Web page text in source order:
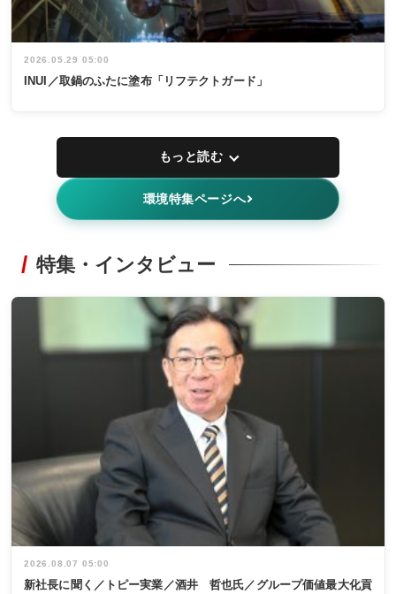
2026.05.29 05:00
INUI／取鍋のふたに塗布「リフテクトガード」
もっと読む
環境特集ページへ
特集・インタビュー
2026.08.07 05:00
新社長に聞く／トピー実業／酒井 哲也氏／グループ価値最大化貢